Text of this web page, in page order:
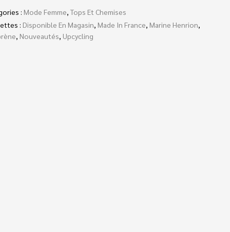
: Mode Femme, Tops Et Chemises
: Disponible En Magasin, Made In France, Marine Henrion,
, Nouveautés, Upcycling